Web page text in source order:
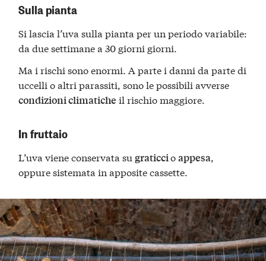
Sulla pianta
Si lascia l’uva sulla pianta per un periodo variabile:
da due settimane a 30 giorni giorni.
Ma i rischi sono enormi. A parte i danni da parte di
uccelli o altri parassiti, sono le possibili avverse
condizioni climatiche il rischio maggiore.
In fruttaio
L’uva viene conservata sugraticcioappesa,
oppure sistemata in apposite cassette.